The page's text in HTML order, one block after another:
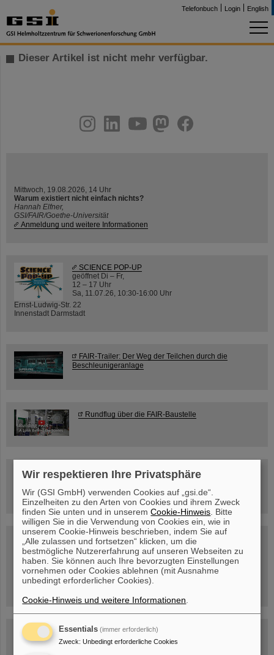
Telefonbuch Login English
Dieser Artikel ist nicht mehr verfügbar.
youtube
helmholtz.social
facebook
Mittwoch, 19.08.2026, 14 Uhr
Warum existiert nicht einfach nichts?
Hannah Elfner,
GSI/FAIR/Goethe-Universität
Anmeldung und weitere Informationen
SCIENCE POP-UP
geöffnet Di – Fr,
12 – 17 Uhr
Sa, 11.07.26, 10:30-16:00 Uhr
Ernst-Ludwig-Str. 22
Innenstadt Darmstadt
FAIR-Trailer: Der Weg der Teilchen durch die
Beschleunigeranlage
Rundflug über die FAIR-Baustelle
Besichtigung von GSI/FAIR –
jetzt Termin buchen!
Blog Beam On
Menschen...hinter GSI und FAIR.
Wir respektieren Ihre Privatsphäre
Wir (GSI GmbH) verwenden Cookies auf „gsi.de“.
Einzelheiten zu den Arten von Cookies und ihrem Zweck
finden Sie unten und in unseremCookie-Hinweis . Bitte
willigen Sie in die Verwendung von Cookies ein, wie in
unserem Cookie-Hinweis beschrieben, indem Sie auf
„Alle zulassen und fortsetzen“ klicken, um die
bestmögliche Nutzererfahrung auf unseren Webseiten zu
haben. Sie können auch Ihre bevorzugten Einstellungen
vornehmen oder Cookies ablehnen (mit Ausnahme
unbedingt erforderlicher Cookies).
Cookie-Hinweis und weitere Informationen
Essentials (immer erforderlich)
Zweck: Unbedingt erforderliche Cookies